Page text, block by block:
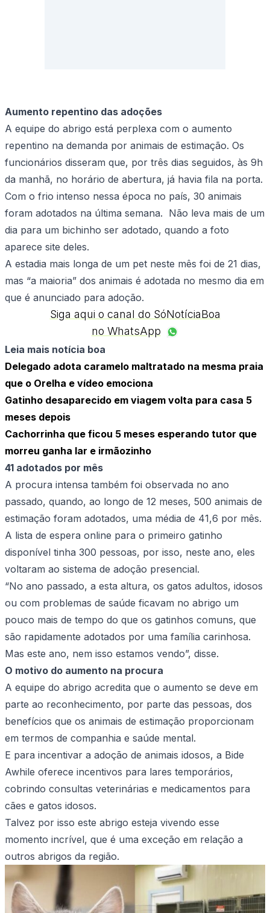
Aumento repentino das adoções
A equipe do abrigo está perplexa com o aumento
repentino na demanda por animais de estimação. Os
funcionários disseram que, por três dias seguidos, às 9h
da manhã, no horário de abertura, já havia fila na porta.
Com o frio intenso nessa época no país, 30 animais
foram adotados na última semana. Não leva mais de um
dia para um bichinho ser adotado, quando a foto
aparece site deles.
A estadia mais longa de um pet neste mês foi de 21 dias,
mas “a maioria” dos animais é adotada no mesmo dia em
que é anunciado para adoção.
Siga aqui o canal do SóNotíciaBoa
no WhatsApp
Leia mais notícia boa
Delegado adota caramelo maltratado na mesma praia
que o Orelha e vídeo emociona
Gatinho desaparecido em viagem volta para casa 5
meses depois
Cachorrinha que ficou 5 meses esperando tutor que
morreu ganha lar e irmãozinho
41 adotados por mês
A procura intensa também foi observada no ano
passado, quando, ao longo de 12 meses, 500 animais de
estimação foram adotados, uma média de 41,6 por mês.
A lista de espera online para o primeiro gatinho
disponível tinha 300 pessoas, por isso, neste ano, eles
voltaram ao sistema de adoção presencial.
“No ano passado, a esta altura, os gatos adultos, idosos
ou com problemas de saúde ficavam no abrigo um
pouco mais de tempo do que os gatinhos comuns, que
são rapidamente adotados por uma família carinhosa.
Mas este ano, nem isso estamos vendo”, disse.
O motivo do aumento na procura
A equipe do abrigo acredita que o aumento se deve em
parte ao reconhecimento, por parte das pessoas, dos
benefícios que os animais de estimação proporcionam
em termos de companhia e saúde mental.
E para incentivar a adoção de animais idosos, a Bide
Awhile oferece incentivos para lares temporários,
cobrindo consultas veterinárias e medicamentos para
cães e gatos idosos.
Talvez por isso este abrigo esteja vivendo esse
momento incrível, que é uma exceção em relação a
outros abrigos da região.